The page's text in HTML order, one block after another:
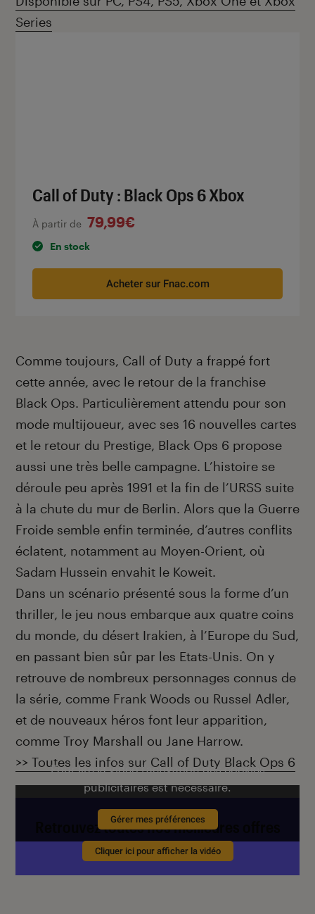
Series
Call of Duty : Black Ops 6 Xbox
À partir de 79,99€
En stock
Acheter sur Fnac.com
Comme toujours, Call of Duty a frappé fort
cette année, avec le retour de la franchise
Black Ops. Particulièrement attendu pour son
mode multijoueur, avec ses 16 nouvelles cartes
et le retour du Prestige, Black Ops 6 propose
aussi une très belle campagne. L’histoire se
déroule peu après 1991 et la fin de l’URSS suite
à la chute du mur de Berlin. Alors que la Guerre
Froide semble enfin terminée, d’autres conflits
éclatent, notamment au Moyen-Orient, où
Sadam Hussein envahit le Koweit.
Dans un scénario présenté sous la forme d’un
thriller, le jeu nous embarque aux quatre coins
du monde, du désert Irakien, à l’Europe du Sud,
en passant bien sûr par les Etats-Unis. On y
retrouve de nombreux personnages connus de
la série, comme Frank Woods ou Russel Adler,
et de nouveaux héros font leur apparition,
comme Troy Marshall ou Jane Harrow.
>> Toutes les infos sur Call of Duty Black Ops 6
Pour lire la vidéo l’activation des cookies
publicitaires est nécessaire.
Gérer mes préférences
Cliquer ici pour afficher la vidéo
Retrouvez toutes nos meilleures offres
de Noël